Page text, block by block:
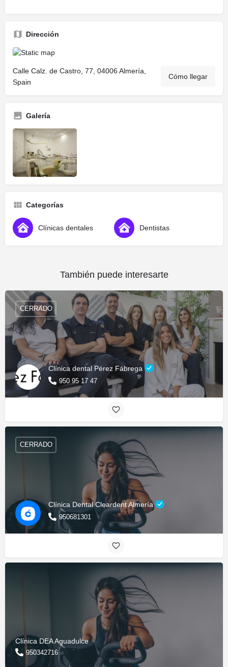
Dirección
Calle Calz. de Castro, 77, 04006 Almería,
Spain
Cómo llegar
Galería
Categorías
Clínicas dentales Dentistas
También puede interesarte
Clínica dental Pérez Fábrega
950 95 17 47
CERRADO
Clínica Dental Cleardent Almería
950681301
CERRADO
Clínica DEA Aguadulce
950342716